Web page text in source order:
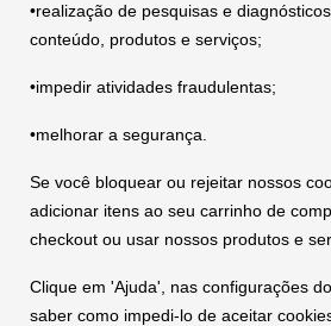
•realização de pesquisas e
conteúdo, produtos e serviços;
•impedir atividades fraudulentas;
•melhorar a segurança.
Se você bloquear ou rejeitar nossos
adicionar itens ao seu carrinho de
checkout ou usar nossos produtos e
Clique em 'Ajuda', nas configurações
saber como impedi-lo de aceitar